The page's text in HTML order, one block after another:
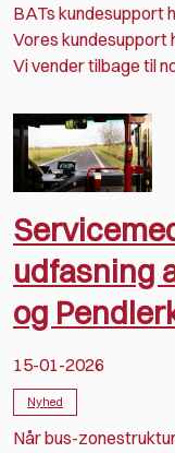
BATs kundesupport
Vores kundesupport
Vi vender tilbage til
udfasning
og
15-01-2026
Nyhed
Når bus-